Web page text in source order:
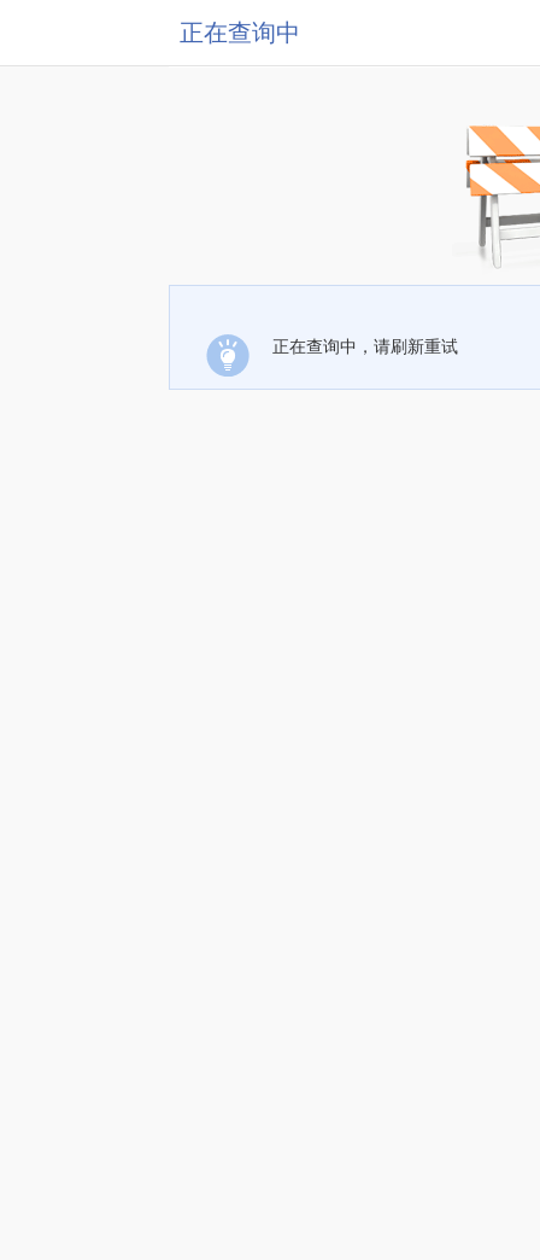
正在查询中
正在查询中，请刷新重试